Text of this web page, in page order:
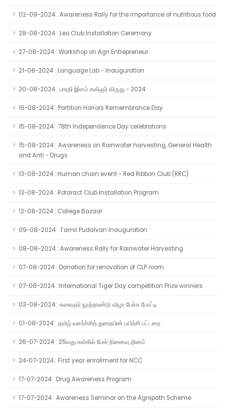
02-09-2024 : Awareness Rally for the importance of nutritious food
28-08-2024 : Leo Club Installation Ceremony
27-08-2024 : Workshop on Agri Entrepreneur
21-08-2024 : Language Lab - Inauguration
20-08-2024 : பாரதி இளம் கவிஞர் விருது - 2024
16-08-2024 : Partition Horrors Remembrance Day
15-08-2024 : 78th Independence Day celebrations
15-08-2024 : Awareness on Rainwater harvesting, General Health
and Anti - Drugs
13-08-2024 : Human chain event - Red Ribbon Club (RRC)
13-08-2024 : Rotaract Club Installation Program
12-08-2024 : College Bazaar
09-08-2024 : Tamil Pudalvan Inauguration
08-08-2024 : Awareness Rally for Rainwater Harvesting
07-08-2024 : Donation for renovation of CLP room
07-08-2024 : International Tiger Day competition Prize winners
03-08-2024 : கலைஞர் நூற்றாண்டு விழா பேச்சு போட்டி
01-08-2024 : தமிழ் வளர்ச்சித் துறையின் பயிற்சி பட்டறை
26-07-2024 : 25வது கார்கில் போர் நினைவு தினம்
24-07-2024 : First year enrollment for NCC
17-07-2024 : Drug Awareness Program
17-07-2024 : Awareness Seminar on the Agnipath Scheme